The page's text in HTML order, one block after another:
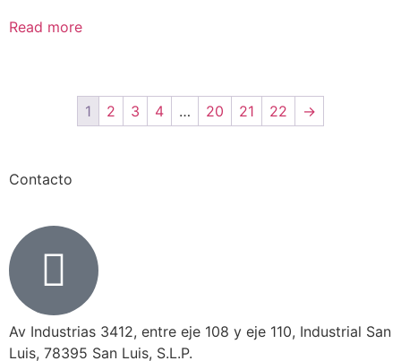
Read more
1 2 3 4 … 20 21 22 →
Contacto
Av Industrias 3412, entre eje 108 y eje 110, Industrial San
Luis, 78395 San Luis, S.L.P.